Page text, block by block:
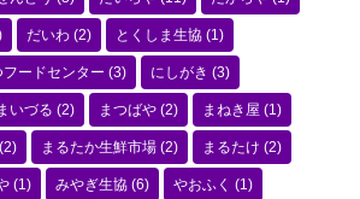
だいわ (2) とくしま生協 (1)
フードセンター (3) にしがき (3)
いづる (2) まつばや (2) まねき屋 (1)
(2) まるたか生鮮市場 (2) まるたけ (2)
(1) みやぎ生協 (6) やおふく (1)